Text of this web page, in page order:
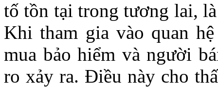
tố tồn tại trong tương lai,
Khi tham gia vào quan
mua bảo hiểm và người
ro xảy ra. Điều này cho